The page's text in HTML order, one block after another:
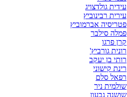
עידית גולדצויג
עירית רבינוביץ
פטריסיה אברמוביץ
פמלה סילבר
קרן פרגו
רונית גורביץ'
רותי בן יעקב
רינת קישוני
רפאל סלם
שולמית ניר
שושנה גבעון